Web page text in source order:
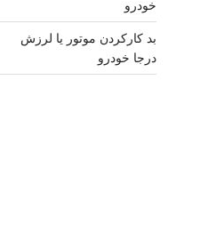
خودرو
بد کارکردن موتور یا لرزش
درجا خودرو